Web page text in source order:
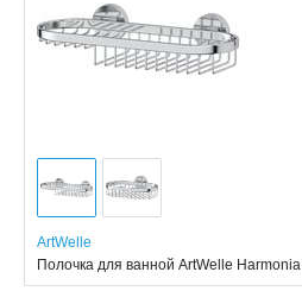
ArtWelle
Полочка для ванной ArtWelle Harmonia